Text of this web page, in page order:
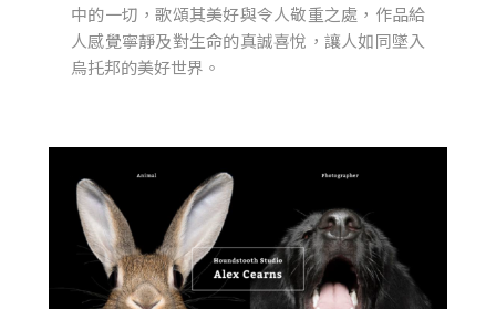
中的一切，歌頌其美好與令人敬重之處，作品給
人感覺寧靜及對生命的真誠喜悅，讓人如同墜入
烏托邦的美好世界。